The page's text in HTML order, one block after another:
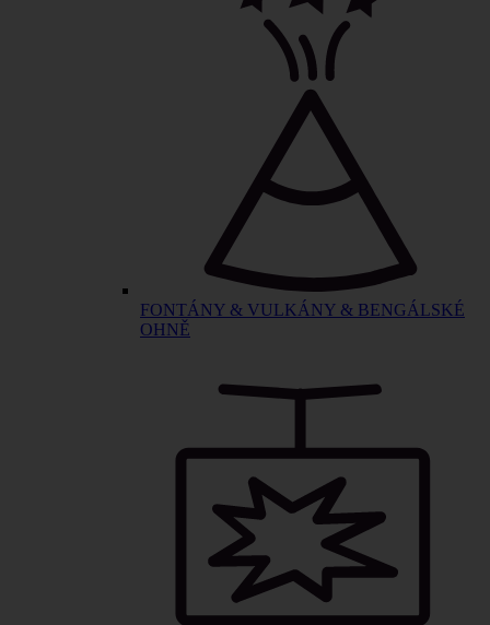
FONTÁNY & VULKÁNY & BENGÁLSKÉ
OHNĚ